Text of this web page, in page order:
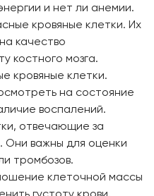
и нет ли анемии.
кровяные клетки. Их
качество
костного мозга.
кровяные клетки.
на состояние
воспалений.
отвечающие за
Они важны для оценки
тромбозов.
клеточной массы